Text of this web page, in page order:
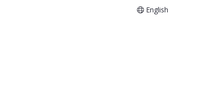
English